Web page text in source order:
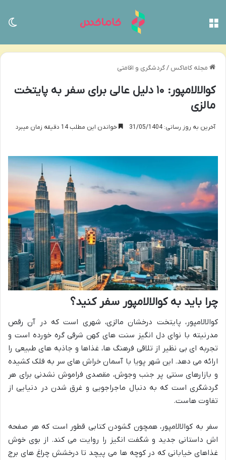
مجله کاماکس /گردشگری و اقامتی
کوالالامپور: ۱۰ دلیل عالی برای سفر به پایتخت
مالزی
آخرین به روز رسانی: 31/05/1404 خواندن این مطلب 14 دقیقه زمان میبرد
چرا باید به کوالالامپور سفر کنید؟
کوالالامپور، پایتخت درخشان مالزی، شهری است که در آن رقص
مدرنیته با نوای دل انگیز سنت های کهن شرقی گره خورده است و
تجربه ای بی نظیر از تلاقی فرهنگ ها، غذاها و جاذبه های طبیعی را
ارائه می دهد. این شهر پویا با آسمان خراش های سر به فلک کشیده
و بازارهای سنتی پر جنب وجوش، مقصدی فراموش نشدنی برای هر
گردشگری است که به دنبال ماجراجویی و غرق شدن در دنیایی از
تفاوت هاست.
سفر به کوالالامپور، همچون گشودن کتابی قطور است که هر صفحه
اش داستانی جدید و شگفت انگیز را روایت می کند. از بوی خوش
غذاهای خیابانی که در کوچه ها می پیچد تا درخشش چراغ های برج